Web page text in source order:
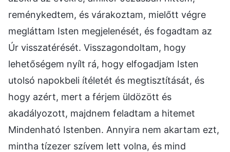
reménykedtem, és várakoztam, mielőtt végre
megláttam Isten megjelenését, és fogadtam az
Úr visszatérését. Visszagondoltam, hogy
lehetőségem nyílt rá, hogy elfogadjam Isten
utolsó napokbeli ítéletét és megtisztítását, és
hogy azért, mert a férjem üldözött és
akadályozott, majdnem feladtam a hitemet
Mindenható Istenben. Annyira nem akartam ezt,
mintha tízezer szívem lett volna, és mind